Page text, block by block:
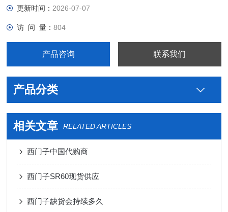
更新时间： 2026-07-07
访 问 量：804
产品咨询 联系我们
产品分类
相关文章 RELATED ARTICLES
西门子中国代购商
西门子SR60现货供应
西门子缺货会持续多久